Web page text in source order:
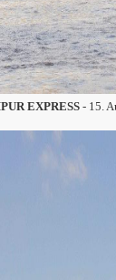
EXPRESS- 15.